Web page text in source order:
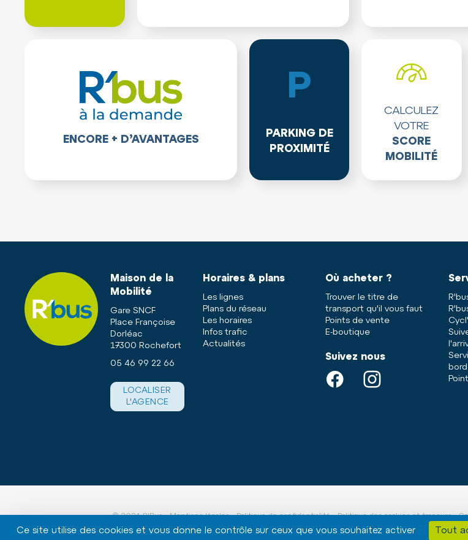
ENCORE + D’AVANTAGES
P
PARKING DE
PROXIMITÉ
CALCULEZ
VOTRE
SCORE
MOBILITÉ
Maison de la
Mobilité
Gare SNCF
Place Françoise
Dorléac
17300 Rochefort
05 46 99 22 66
LOCALISER
L'AGENCE
Horaires & plans
Les lignes
Plans du réseau
Les horaires
Infos trafic
Actualités
Où acheter ?
Trouver le titre de
transport qu'il vous faut
Points de vente
E-boutique
Suivez nous
bord
© 2024 R'Bus -Mentions légales-Politique de confidentialité-Politique des cookies et traceurs-
Ce site utilise des cookies et vous donne le contrôle sur ceux que vous souhaitez activer Tout